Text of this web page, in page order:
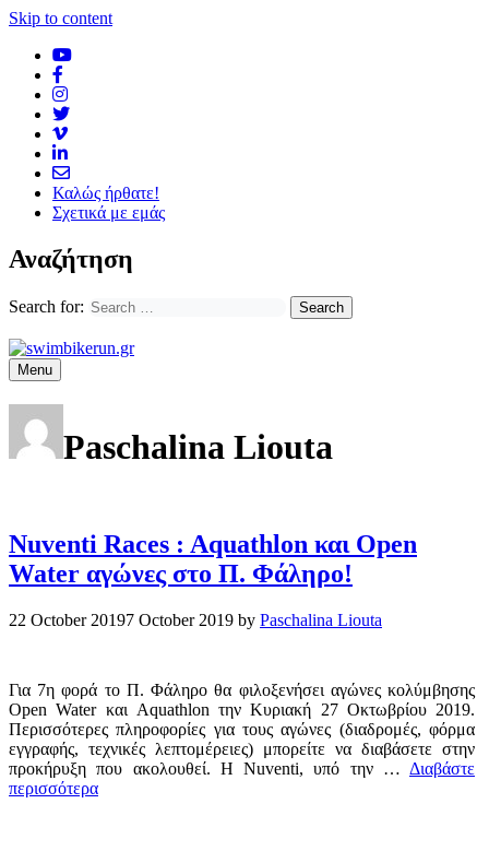
Skip to content
Καλώς ήρθατε!
Σχετικά με εμάς
Αναζήτηση
Search for:
Menu
Paschalina Liouta
Nuventi Races : Aquathlon και Open
Water αγώνες στο Π. Φάληρο!
22 October 20197 October 2019 by Paschalina Liouta
Για 7η φορά το Π. Φάληρο θα φιλοξενήσει αγώνες κολύμβησης
Open Water και Aquathlon την Κυριακή 27 Οκτωβρίου 2019.
Περισσότερες πληροφορίες για τους αγώνες (διαδρομές, φόρμα
εγγραφής, τεχνικές λεπτομέρειες) μπορείτε να διαβάσετε στην
προκήρυξη που ακολουθεί. Η Nuventi, υπό την … Διαβάστε
περισσότερα